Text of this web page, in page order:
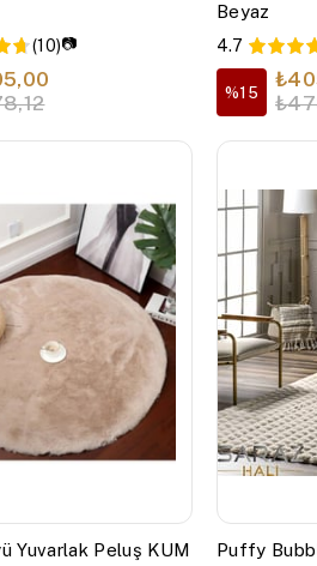
(10)📷
Beyaz
4.7
%15
Yuvarlak Peluş KUM
Puffy